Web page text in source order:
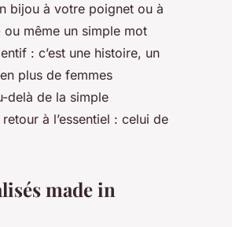
bijou à votre poignet ou à
même un simple mot
: c’est une histoire, un
plus de femmes
delà de la simple
à l’essentiel : celui de
made in